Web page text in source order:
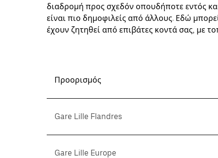
διαδρομή προς σχεδόν οπουδήποτε εντός
είναι πιο δημοφιλείς από άλλους. Εδώ
έχουν ζητηθεί από επιβάτες κοντά σας, με
Προορισμός
Gare Lille Flandres
Gare Lille Europe